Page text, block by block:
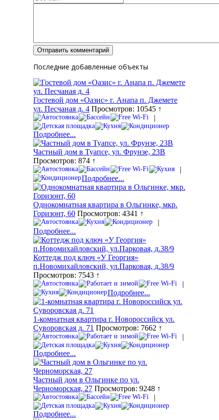
Последние добавленные объекты
Гостевой дом «Оазис» г. Анапа п. Джемете
ул. Песчаная д. 4 Просмотров: 10545 ↑
|
Подробнее...
Частный дом в Туапсе, ул. Фрунзе, 23В
Просмотров: 874 ↑
|
Подробнее...
Однокомнатная квартира в Ольгинке, мкр.
Горизонт, 60 Просмотров: 4341 ↑
|
Подробнее...
Коттедж под ключ «У Георгия»
п.Новомихайловский, ул.Парковая, д.38/9
Просмотров: 7543 ↑
|
Подробнее...
1-комнатная квартира г. Новороссийск ул.
Суворовская д. 71 Просмотров: 7662 ↑
|
Подробнее...
Частный дом в Ольгинке по ул.
Черноморская, 27 Просмотров: 9248 ↑
|
Подробнее...